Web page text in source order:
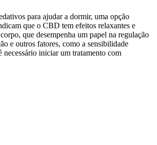
para ajudar a dormir, uma opção
que o CBD tem efeitos relaxantes e
que desempenha um papel na regulação
e outros fatores, como a sensibilidade
iniciar um tratamento com